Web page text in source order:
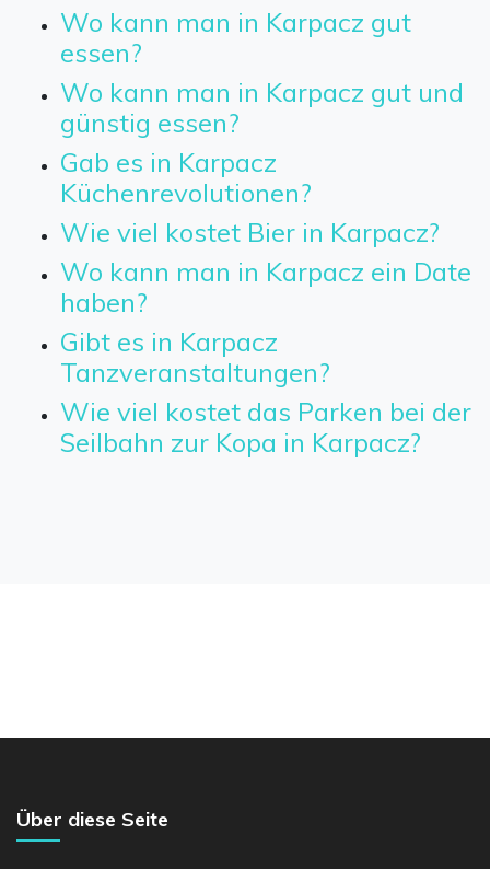
Wo kann man in Karpacz gut
essen?
Wo kann man in Karpacz gut und
günstig essen?
Gab es in Karpacz
Küchenrevolutionen?
Wie viel kostet Bier in Karpacz?
Wo kann man in Karpacz ein Date
haben?
Gibt es in Karpacz
Tanzveranstaltungen?
Wie viel kostet das Parken bei der
Seilbahn zur Kopa in Karpacz?
Über diese Seite